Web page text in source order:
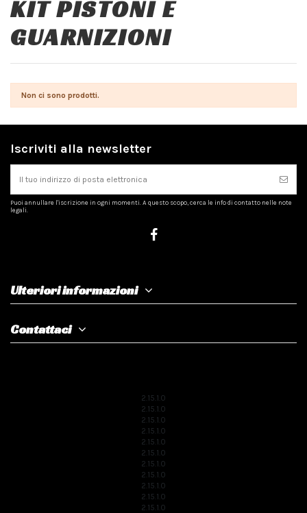
KIT PISTONI E
GUARNIZIONI
Non ci sono prodotti.
Iscriviti alla newsletter
Puoi annullare l'iscrizione in ogni momenti. A questo scopo, cerca le info di contatto nelle note
legali.
Ulteriori informazioni
Contattaci
2.15.1.0
2.15.1.0
2.15.1.0
2.15.1.0
2.15.1.0
2.15.1.0
2.15.1.0
2.15.1.0
2.15.1.0
2.15.1.0
2.15.1.0